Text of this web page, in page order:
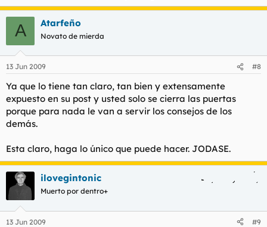
A Atarfeño
Novato de mierda
13 Jun 2009 #8
Ya que lo tiene tan claro, tan bien y extensamente
expuesto en su post y usted solo se cierra las puertas
porque para nada le van a servir los consejos de los
demás.
Esta claro, haga lo único que puede hacer. JODASE.
ilovegintonic
Muerto por dentro+
13 Jun 2009 #9